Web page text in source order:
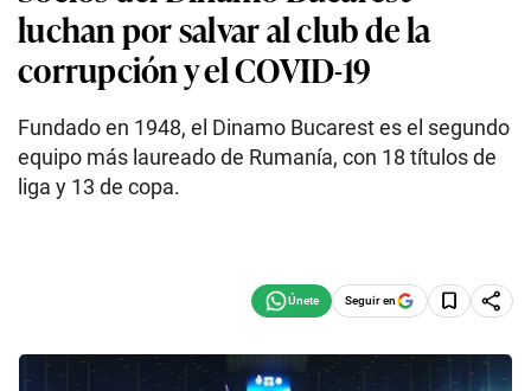
luchan por salvar al club de la
corrupción y el COVID-19
Fundado en 1948, el Dinamo Bucarest es el segundo
equipo más laureado de Rumanía, con 18 títulos de
liga y 13 de copa.
Seguir en